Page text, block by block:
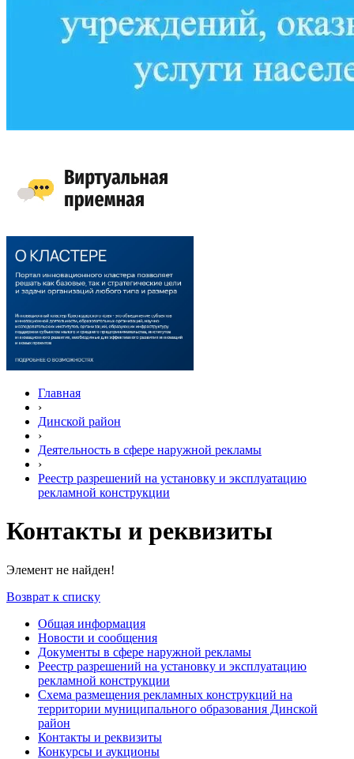
Главная
›
Динской район
›
Деятельность в сфере наружной рекламы
›
Реестр разрешений на установку и эксплуатацию
рекламной конструкции
Контакты и реквизиты
Элемент не найден!
Возврат к списку
Общая информация
Новости и сообщения
Документы в сфере наружной рекламы
Реестр разрешений на установку и эксплуатацию
рекламной конструкции
Схема размещения рекламных конструкций на
территории муниципального образования Динской
район
Контакты и реквизиты
Конкурсы и аукционы